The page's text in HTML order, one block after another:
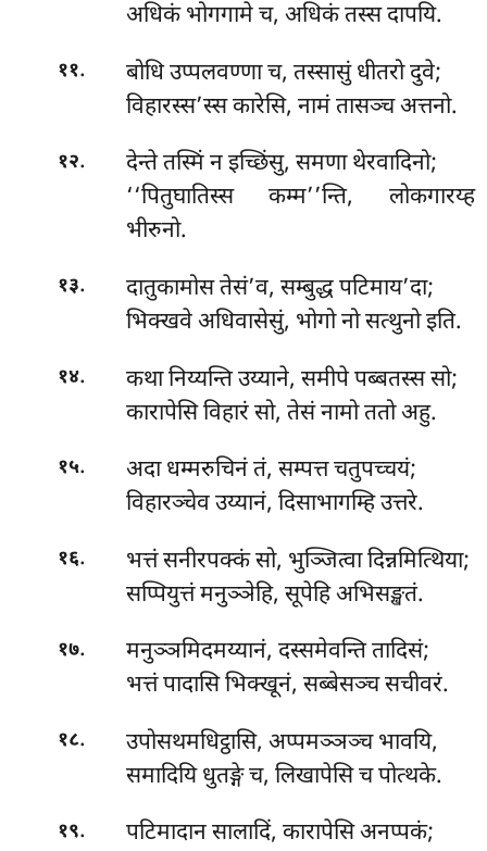
अधिकं भोगगामे च, अधिकं तस्स दापयि.
११.
बोधि उप्पलवण्णा च, तस्सासुं धीतरो दुवे;
विहारस्स’स्स कारेसि, नामं तासञ्च अत्तनो.
१२.
देन्ते तस्मिं न इच्छिंसु, समणा थेरवादिनो;
‘‘पितुघातिस्स कम्म’’न्ति, लोकगारय्ह
भीरुनो.
१३.
दातुकामोस तेसं’व, सम्बुद्ध पटिमाय’दा;
भिक्खवे अधिवासेसुं, भोगो नो सत्थुनो इति.
१४.
कथा निय्यन्ति उय्याने, समीपे पब्बतस्स सो;
कारापेसि विहारं सो, तेसं नामो ततो अहु.
१५.
अदा धम्मरुचिनं तं, सम्पत्त चतुपच्चयं;
विहारञ्चेव उय्यानं, दिसाभागम्हि उत्तरे.
१६.
भत्तं सनीरपक्कं सो, भुञ्जित्वा दिन्नमित्थिया;
सप्पियुत्तं मनुञ्ञेहि, सूपेहि अभिसङ्खतं.
१७.
मनुञ्ञमिदमय्यानं, दस्समेवन्ति तादिसं;
भत्तं पादासि भिक्खूनं, सब्बेसञ्च सचीवरं.
१८.
उपोसथमधिट्ठासि, अप्पमञ्ञञ्च भावयि,
समादियि धुतङ्गे च, लिखापेसि च पोत्थके.
१९.
पटिमादान सालादिं, कारापेसि अनप्पकं;